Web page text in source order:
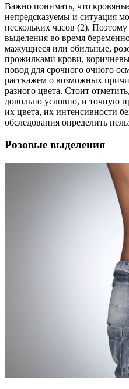
Важно понимать, что
непредсказуемы и ситуация
нескольких часов (2).
выделения во время
мажущиеся или обильные,
прожилками крови,
повод для срочного очного
расскажем о возможных
разного цвета. Стоит
довольно условно, и точную
их цвета, их интенсивности
обследования определить
Розовые выделения